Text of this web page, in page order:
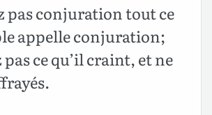
pas conjuration tout ce
appelle conjuration;
ce qu’il craint, et ne